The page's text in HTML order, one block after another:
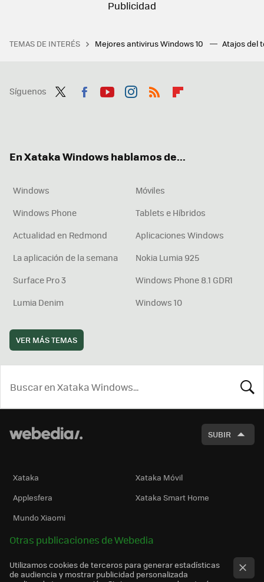
TEMAS DE INTERÉS Mejores antivirus Windows 10 Atajos del
Síguenos
En Xataka Windows hablamos de...
Windows
Móviles
Windows Phone
Tablets e Híbridos
Actualidad en Redmond
Aplicaciones Windows
La aplicación de la semana
Nokia Lumia 925
Surface Pro 3
Windows Phone 8.1 GDR1
Lumia Denim
Windows 10
VER MÁS TEMAS
SUBIR
Xataka
Xataka Móvil
Applesfera
Xataka Smart Home
Mundo Xiaomi
Otras publicaciones de Webedia
Utilizamos cookies de terceros para generar estadísticas
de audiencia y mostrar publicidad personalizada